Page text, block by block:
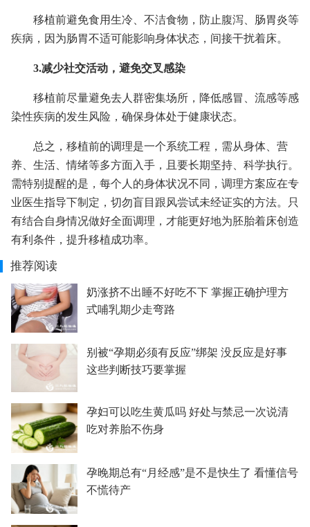
移植前避免食用生冷、不洁食物，防止腹泻、肠胃炎等
疾病，因为肠胃不适可能影响身体状态，间接干扰着床。
3.减少社交活动，避免交叉感染
移植前尽量避免去人群密集场所，降低感冒、流感等感
染性疾病的发生风险，确保身体处于健康状态。
总之，移植前的调理是一个系统工程，需从身体、营
养、生活、情绪等多方面入手，且要长期坚持、科学执行。
需特别提醒的是，每个人的身体状况不同，调理方案应在专
业医生指导下制定，切勿盲目跟风尝试未经证实的方法。只
有结合自身情况做好全面调理，才能更好地为胚胎着床创造
有利条件，提升移植成功率。
推荐阅读
奶涨挤不出睡不好吃不下 掌握正确护理方
式哺乳期少走弯路
别被“孕期必须有反应”绑架 没反应是好事
这些判断技巧要掌握
孕妇可以吃生黄瓜吗 好处与禁忌一次说清
吃对养胎不伤身
孕晚期总有“月经感”是不是快生了 看懂信号
不慌待产